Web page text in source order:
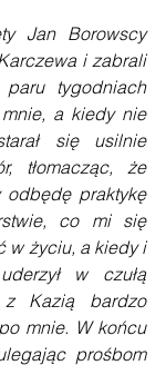
i zabrali
tygodniach
a kiedy nie
się usilnie
tłomacząc, że
praktykę
co mi się
w życiu, a kiedy i
w czułą
Kazią bardzo
mnie. W końcu
prośbom